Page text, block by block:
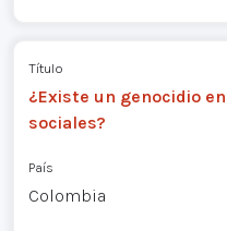
Título
¿Existe un genocidio
sociales?
País
Colombia